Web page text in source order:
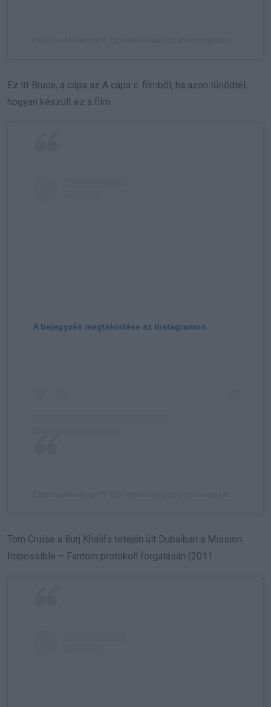
Ez itt Bruce, a cápa az A cápa c. filmből, ha azon tűnődtél,
hogyan készült ez a film
A bejegyzés megtekintése az Instagramon
Tom Cruise a Burj Khalifa tetején ült Dubaiban a Mission:
Impossible – Fantom protokoll forgatásán (2011